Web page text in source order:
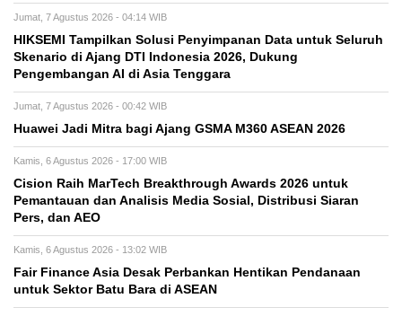
Jumat, 7 Agustus 2026 - 04:14 WIB
HIKSEMI Tampilkan Solusi Penyimpanan Data untuk Seluruh
Skenario di Ajang DTI Indonesia 2026, Dukung
Pengembangan AI di Asia Tenggara
Jumat, 7 Agustus 2026 - 00:42 WIB
Huawei Jadi Mitra bagi Ajang GSMA M360 ASEAN 2026
Kamis, 6 Agustus 2026 - 17:00 WIB
Cision Raih MarTech Breakthrough Awards 2026 untuk
Pemantauan dan Analisis Media Sosial, Distribusi Siaran
Pers, dan AEO
Kamis, 6 Agustus 2026 - 13:02 WIB
Fair Finance Asia Desak Perbankan Hentikan Pendanaan
untuk Sektor Batu Bara di ASEAN